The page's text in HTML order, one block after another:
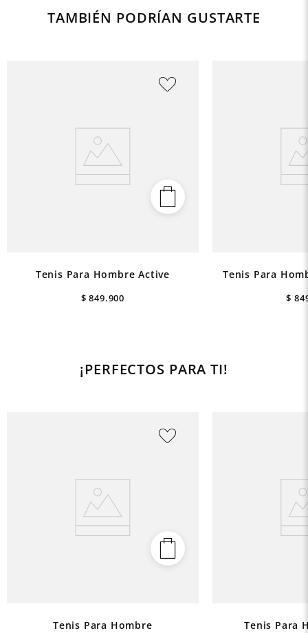
TAMBIÉN PODRÍAN GUSTARTE
Tenis Para Hombre Active
$ 849.900
Tenis Para
$
¡PERFECTOS PARA TI!
Tenis Para Hombre Tenis Para